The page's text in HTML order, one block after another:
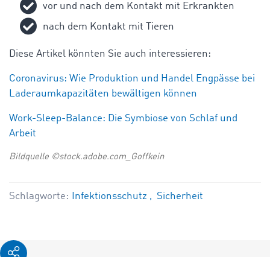
vor und nach dem Kontakt mit Erkrankten
nach dem Kontakt mit Tieren
Diese Artikel könnten Sie auch interessieren:
Coronavirus: Wie Produktion und Handel Engpässe bei
Laderaumkapazitäten bewältigen können
Work-Sleep-Balance: Die Symbiose von Schlaf und
Arbeit
Bildquelle ©stock.adobe.com_Goffkein
Schlagworte: Infektionsschutz Sicherheit